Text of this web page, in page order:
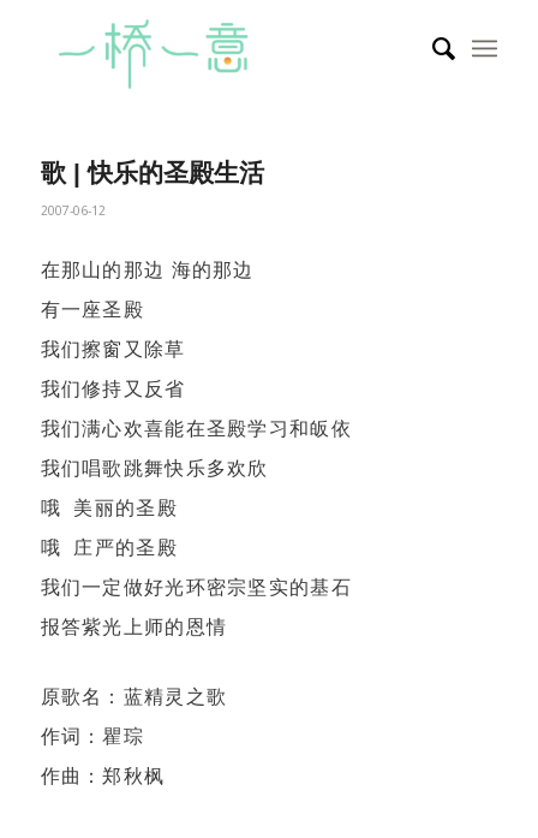
歌 | 快乐的圣殿生活
2007-06-12
在那山的那边 海的那边
有一座圣殿
我们擦窗又除草
我们修持又反省
我们满心欢喜能在圣殿学习和皈依
我们唱歌跳舞快乐多欢欣
哦 美丽的圣殿
哦 庄严的圣殿
我们一定做好光环密宗坚实的基石
报答紫光上师的恩情
原歌名：蓝精灵之歌
作词：瞿琮
作曲：郑秋枫